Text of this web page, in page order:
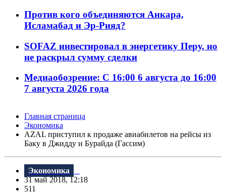
Против кого объединяются Анкара,
Исламабад и Эр-Рияд?
SOFAZ инвестировал в энергетику Перу, но
не раскрыл сумму сделки
Медиаобозрение: С 16:00 6 августа до 16:00
7 августа 2026 года
Главная страница
Экономика
AZAL приступил к продаже авиабилетов на рейсы из
Баку в Джидду и Бурайда (Гассим)
Экономика
31 май 2018, 12:18
511